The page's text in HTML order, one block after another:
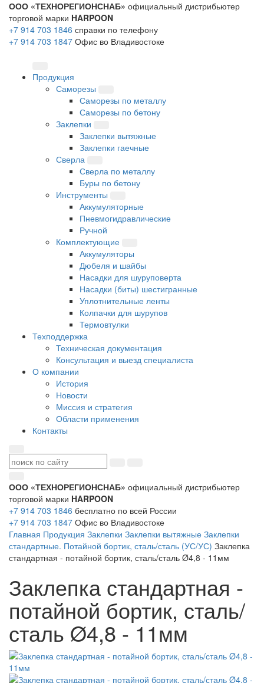
ООО «ТЕХНОРЕГИОНСНАБ» официальный дистрибьютер
торговой марки HARPOON
+7 914 703 1846 справки по телефону
+7 914 703 1847 Офис во Владивостоке
Продукция
Саморезы
Саморезы по металлу
Саморезы по бетону
Заклепки
Заклепки вытяжные
Заклепки гаечные
Сверла
Сверла по металлу
Буры по бетону
Инструменты
Аккумуляторные
Пневмогидравлические
Ручной
Комплектующие
Аккумуляторы
Дюбеля и шайбы
Насадки для шуруповерта
Насадки (биты) шестигранные
Уплотнительные ленты
Колпачки для шурупов
Термовтулки
Техподдержка
Техническая документация
Консультация и выезд специалиста
О компании
История
Новости
Миссия и стратегия
Области применения
Контакты
ООО «ТЕХНОРЕГИОНСНАБ» официальный дистрибьютер
торговой марки HARPOON
+7 914 703 1846 бесплатно по всей России
+7 914 703 1847 Офис во Владивостоке
Главная Продукция Заклепки Заклепки вытяжные Заклепки
стандартные. Потайной бортик, сталь/сталь (УС/УС) Заклепка
стандартная - потайной бортик, сталь/сталь Ø4,8 - 11мм
Заклепка стандартная -
потайной бортик, сталь/
сталь Ø4,8 - 11мм